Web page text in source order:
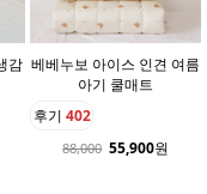
감 베베누보 아이스 인견 여름
아기 쿨매트
후기 402
88,000 55,900원